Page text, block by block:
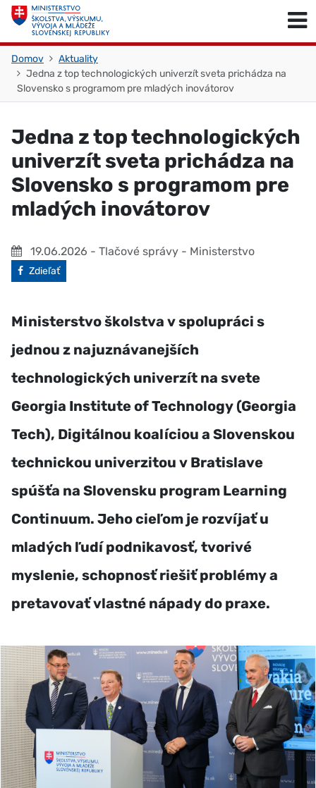
Skočiť na obsah
Domov
Aktuality
Jedna z top technologických univerzít sveta prichádza na
Slovensko s programom pre mladých inovátorov
Jedna z top technologických
univerzít sveta prichádza na
Slovensko s programom pre
mladých inovátorov
19.06.2026 - Tlačové správy - Ministerstvo
Facebook
Zdieľať
Ministerstvo školstva v spolupráci s
jednou z najuznávanejších
technologických univerzít na svete
Georgia Institute of Technology (Georgia
Tech), Digitálnou koalíciou a Slovenskou
technickou univerzitou v Bratislave
spúšťa na Slovensku program Learning
Continuum. Jeho cieľom je rozvíjať u
mladých ľudí podnikavosť, tvorivé
myslenie, schopnosť riešiť problémy a
pretavovať vlastné nápady do praxe.
Skočiť na začiatok stránky